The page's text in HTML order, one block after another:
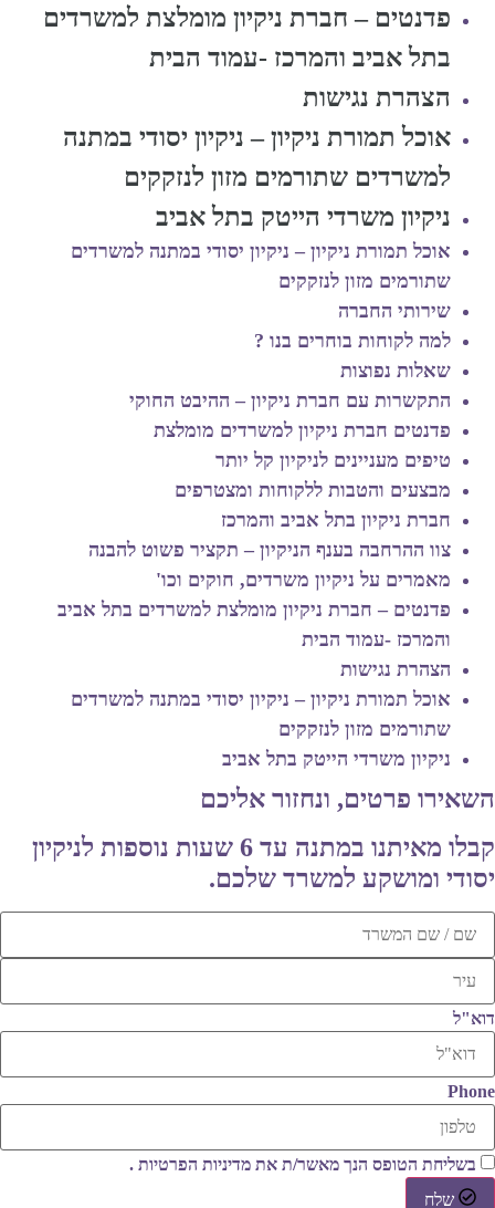
פדנטים – חברת ניקיון מומלצת למשרדים
בתל אביב והמרכז -עמוד הבית
הצהרת נגישות
אוכל תמורת ניקיון – ניקיון יסודי במתנה
למשרדים שתורמים מזון לנזקקים
ניקיון משרדי הייטק בתל אביב
אוכל תמורת ניקיון – ניקיון יסודי במתנה למשרדים
שתורמים מזון לנזקקים
שירותי החברה
למה לקוחות בוחרים בנו ?
שאלות נפוצות
התקשרות עם חברת ניקיון – ההיבט החוקי
פדנטים חברת ניקיון למשרדים מומלצת
טיפים מעניינים לניקיון קל יותר
מבצעים והטבות ללקוחות ומצטרפים
חברת ניקיון בתל אביב והמרכז
צוו ההרחבה בענף הניקיון – תקציר פשוט להבנה
מאמרים על ניקיון משרדים, חוקים וכו'
פדנטים – חברת ניקיון מומלצת למשרדים בתל אביב
והמרכז -עמוד הבית
הצהרת נגישות
אוכל תמורת ניקיון – ניקיון יסודי במתנה למשרדים
שתורמים מזון לנזקקים
ניקיון משרדי הייטק בתל אביב
השאירו פרטים, ונחזור אליכם
קבלו מאיתנו במתנה עד 6 שעות נוספות לניקיון
יסודי ומושקע למשרד שלכם.
דוא"ל
Phone
בשליחת הטופס הנך מאשר/ת את מדיניות הפרטיות .
שלח